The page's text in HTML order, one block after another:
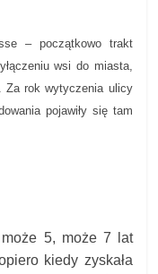
– początkowo trakt
wsi do miasta,
Za rok wytyczenia ulicy
pojawiły się tam
5, może 7 lat
kiedy zyskała